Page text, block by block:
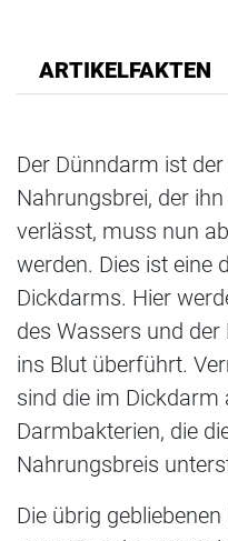
ARTIKELFAKTEN
Der Dünndarm ist
Nahrungsbrei, der
verlässt, muss nun
werden. Dies ist eine
Dickdarms. Hier
des Wassers und
ins Blut überführt.
sind die im Dickdarm
Darmbakterien, die
Nahrungsbreis
Die übrig